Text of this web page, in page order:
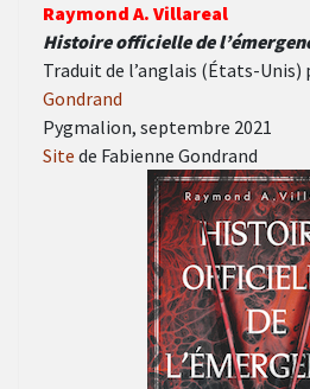
Raymond A. Villareal
Histoire officielle de
Traduit de l’anglais (États-Unis)
Gondrand
Pygmalion, septembre 2021
Site de Fabienne Gondrand